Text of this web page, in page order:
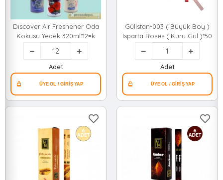
Dıscover Air Freshener Oda
Kokusu Yedek 320ml*12=k
Adet
Gülistan-003 ( Büyük Boy )
Isparta Roses ( Kuru Gül )*50
Adet